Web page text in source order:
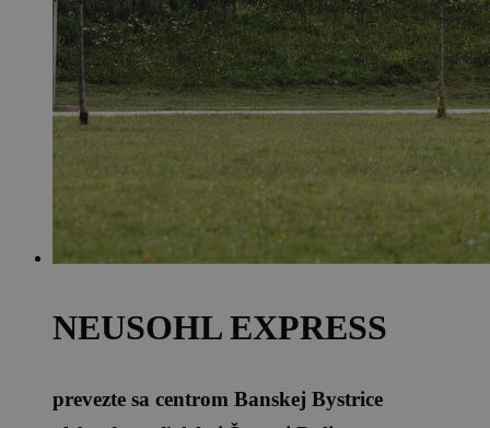
NEUSOHL EXPRESS
prevezte sa centrom Banskej Bystrice